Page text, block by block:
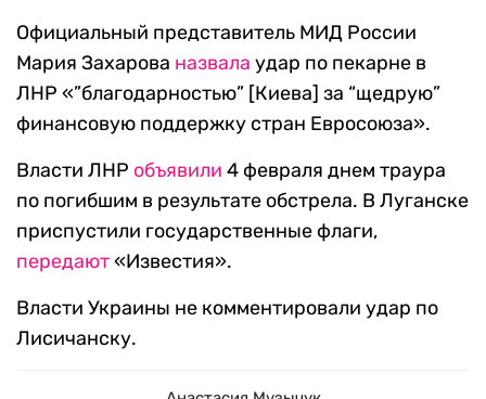
Официальный представитель МИД России
Мария Захарова назвала удар по пекарне в
ЛНР «”благодарностью” [Киева] за “щедрую”
финансовую поддержку стран Евросоюза».
Власти ЛНР объявили 4 февраля днем траура
по погибшим в результате обстрела. В Луганске
приспустили государственные флаги,
передают«Известия».
Власти Украины не комментировали удар по
Лисичанску.